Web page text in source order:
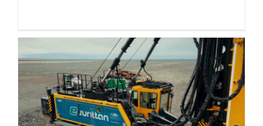
Roger Bullivant: uso de
una máquina de hincado
100 % eléctrica, ¡una